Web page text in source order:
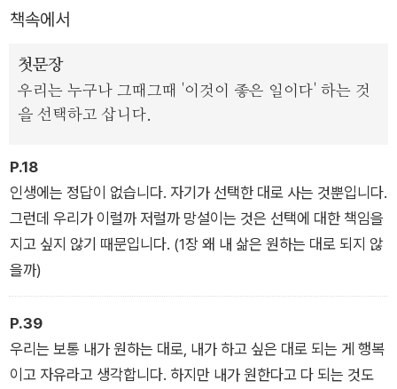
서로, 행복에 대해 우리가 알아야 할 총체總體이자 인생을 사는
데 필요한 지혜의 보물창고라고 할 수 있다.
책속에서
첫문장
우리는 누구나 그때그때 '이것이 좋은 일이다' 하는 것
을 선택하고 삽니다.
P.18
인생에는 정답이 없습니다. 자기가 선택한 대로 사는 것뿐입니다.
그런데 우리가 이럴까 저럴까 망설이는 것은 선택에 대한 책임을
지고 싶지 않기 때문입니다. (1장 왜 내 삶은 원하는 대로 되지 않
을까)
P.39
우리는 보통 내가 원하는 대로, 내가 하고 싶은 대로 되는 게 행복
이고 자유라고 생각합니다. 하지만 내가 원한다고 다 되는 것도